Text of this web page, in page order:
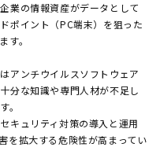
業の情報資産がデータとして
ポイント（PC端末）を狙った
す。
アンチウイルスソフトウェア
分な知識や専門人材が不足し
。
キュリティ対策の導入と運用
を拡大する危険性が高まってい